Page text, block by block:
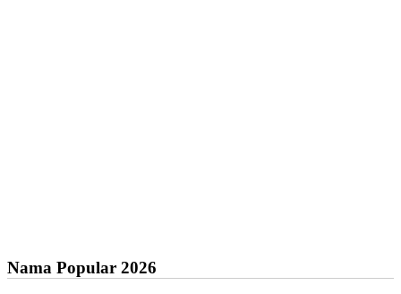
Nama Popular 2026